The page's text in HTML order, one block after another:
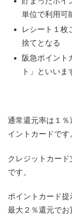
単位で利用可
レシート１枚
捨てとなる
阪急ポイント
ト」といいま
通常還元率は１
イントカードです
クレジットカー
です。
ポイントカード提
最大２％還元でお